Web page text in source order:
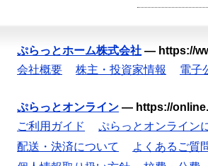
ぷらっとホーム株式会社 — https://
会社概要
株主・投資家情報 電子
ぷらっとオンライン — https://
ご利用ガイド
ぷらっとオンライン
配送・決済について
よくあるご質